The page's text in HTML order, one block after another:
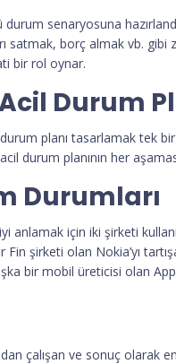
senaryosuna
satmak, borç almak vb.
bir rol oynar.
Durum
planı tasarlamak tek
durum planının her
Durumları
anlamak için iki şirketi
şirketi olan Nokia’yı
bir mobil üreticisi olan
çalışan ve sonuç olarak